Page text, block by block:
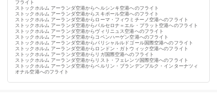
フライト
ストックホルム アーランダ空港からヘルシンキ空港へのフライト
ストックホルム アーランダ空港からスキポール空港へのフライト
ストックホルム アーランダ空港からローマ・フィウミチーノ空港へのフライト
ストックホルム アーランダ空港からバルセロナ＝エル・プラット空港へのフライト
ストックホルム アーランダ空港からヴィリニュス空港へのフライト
ストックホルム アーランダ空港からコペンハーゲン空港へのフライト
ストックホルム アーランダ空港からパリシャルルドゴール国際空港へのフライト
ストックホルム アーランダ空港からロンドン・ガトウィック空港へのフライト
ストックホルム アーランダ空港からリガ国際空港へのフライト
ストックホルム アーランダ空港からリスト・フェレンツ国際空港へのフライト
ストックホルム アーランダ空港からベルリン・ブランデンブルク・インターナツィ
オナル空港へのフライト